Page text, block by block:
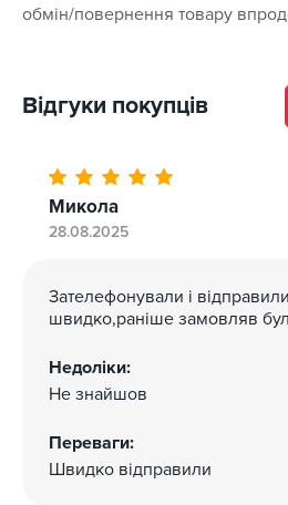
обмін/повернення товару
Відгуки покупців
Микола
28.08.2025
Зателефонували і
швидко,раніше замовляв
Недоліки:
Не знайшов
Переваги:
Швидко відправили